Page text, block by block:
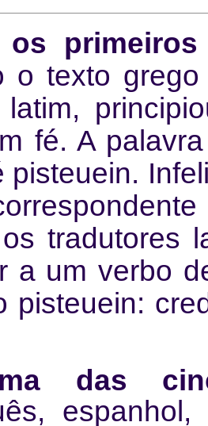
os
o texto
fé. A
pisteuein.
tradutores
a um verbo
pisteuein:
das